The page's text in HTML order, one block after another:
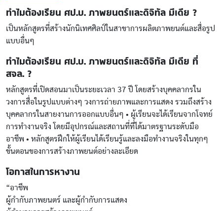
ทำไมต้องเรียน ศป.บ. ภาพยนตร์และดิจิทัล มีเดีย ?
เป็นหลักสูตรที่สร้างนักนิเทศศิลป์ในสาขาการผลิตภาพยนต์และสื่อรูป
แบบอื่นๆ
ทำไมต้องเรียน ศป.บ. ภาพยนตร์และดิจิทัล มีเดีย ที่
สจล. ?
หลักสูตรที่เปิดสอนมาเป็นระยะเวลา 37 ปี โดยสร้างบุคคลากรใน
วงการสื่อในรูปแบบต่างๆ วงการถ่ายภาพและการแสดง รวมถึงสร้าง
บุคคลากรในสายงานการออกแบบอื่นๆ • ผู้เรียนจะได้เรียนจากโจทย์
การทำงานจริง โดยมีอุปกรณ์และสถานที่ที่ได้มาตรฐานระดับมือ
อาชีพ • หลักสูตรฝึกให้ผู้เรียนได้เรียนรู้และลงมือทำงานจริงในทุกๆ
ขั้นตอนของการสร้างภาพยนต์อย่างละเอียด
โอกาสในการหางาน
“อาชีพ
ผู้กำกับภาพยนตร์ และผู้กำกับการแสดง